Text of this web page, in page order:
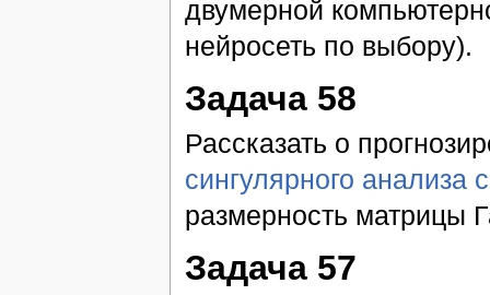
двумерной
нейросеть по выбору).
Задача 58
Рассказать о
сингулярного анализа
размерность матрицы
Задача 57